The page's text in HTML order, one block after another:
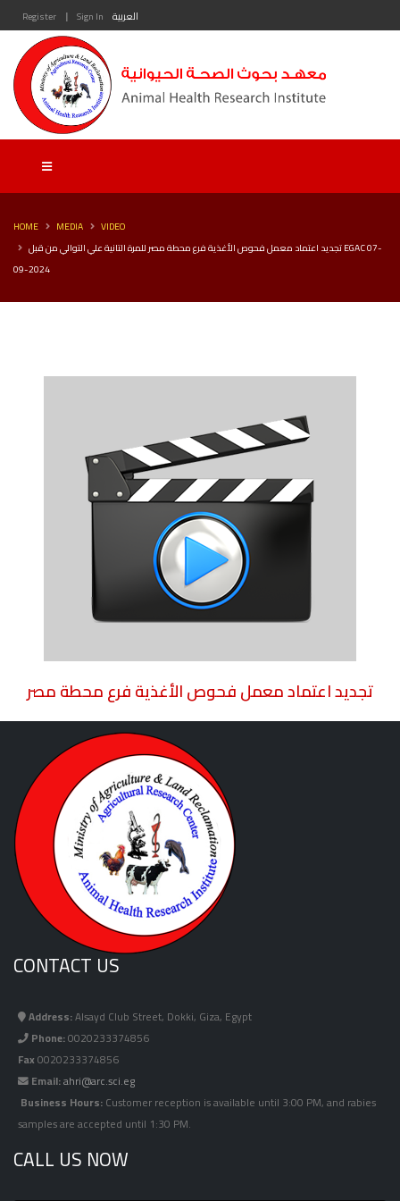
Register | Sign In العربية
HOME MEDIA
VIDEO
تجديد اعتماد معمل فحوص الأغذية فرع محطة مصر للمرة التانية علي التوالي من قبل EGAC 07-
09-2024
تجديد اعتماد معمل فحوص الأغذية فرع محطة مصر
CONTACT US
Address:Alsayd Club Street, Dokki, Giza, Egypt
Phone:0020233374856
Fax0020233374856
Email:ahri@arc.sci.eg
Business Hours:Customer reception is available until 3:00 PM, and rabies
samples are accepted until 1:30 PM.
CALL US NOW